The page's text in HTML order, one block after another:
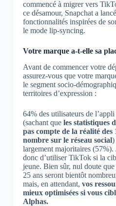
commencé à migrer vers
ce désamour, Snapchat a
fonctionnalités inspirées de
le mode lip-syncing.
Votre marque a-t-elle sa
Avant de commencer votre
assurez-vous que votre
le segment socio-
territoires d’expression :
64% des utilisateurs de
(sachant que les statistiques
pas compte de la réalité des
nombre sur le réseau social)
largement majoritaires (57%).
donc d’utiliser TikTok si la
jeune. Bien sûr, nul doute
25 ans seront bientôt
mais, en attendant, vos
mieux optimisées si vous
Alphas.